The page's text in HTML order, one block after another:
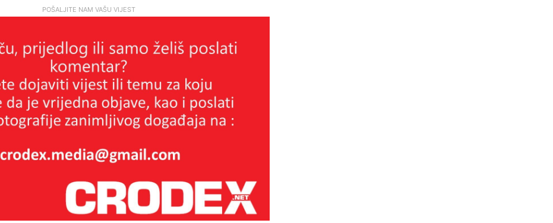
POŠALJITE NAM VAŠU VIJEST
Ante Rašić:Zašto filma “260 dana”
nema u uobičajenoj distribuciji?
BANGOURA:Šutnja je najskuplji
porez koji plaćamo.
TKO ĆE SNIMITI ISTINU O
HAŠKOM SUDU?Vrijeme je za